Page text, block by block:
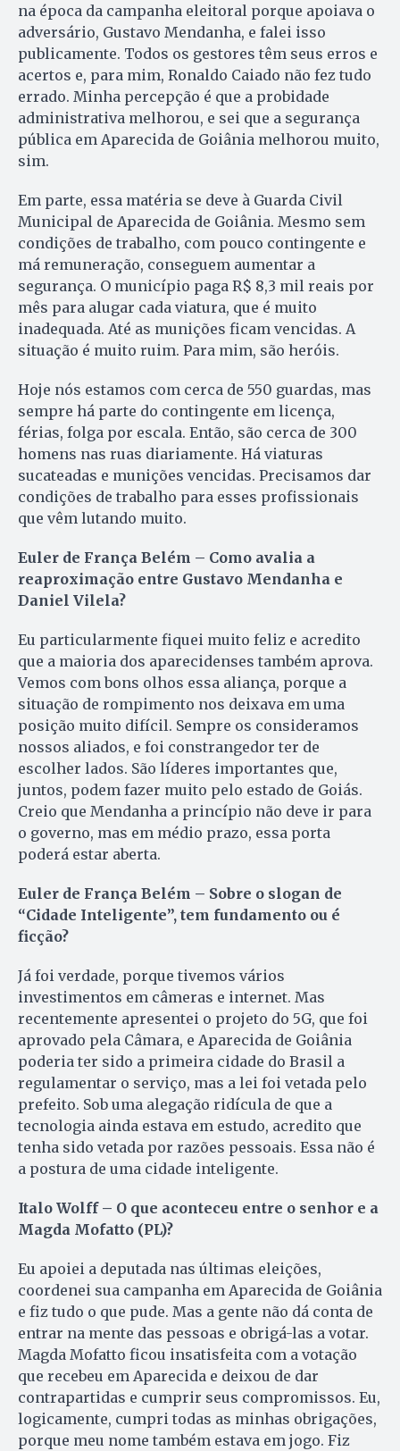
na época da campanha eleitoral porque apoiava o
adversário, Gustavo Mendanha, e falei isso
publicamente. Todos os gestores têm seus erros e
acertos e, para mim, Ronaldo Caiado não fez tudo
errado. Minha percepção é que a probidade
administrativa melhorou, e sei que a segurança
pública em Aparecida de Goiânia melhorou muito,
sim.
Em parte, essa matéria se deve à Guarda Civil
Municipal de Aparecida de Goiânia. Mesmo sem
condições de trabalho, com pouco contingente e
má remuneração, conseguem aumentar a
segurança. O município paga R$ 8,3 mil reais por
mês para alugar cada viatura, que é muito
inadequada. Até as munições ficam vencidas. A
situação é muito ruim. Para mim, são heróis.
Hoje nós estamos com cerca de 550 guardas, mas
sempre há parte do contingente em licença,
férias, folga por escala. Então, são cerca de 300
homens nas ruas diariamente. Há viaturas
sucateadas e munições vencidas. Precisamos dar
condições de trabalho para esses profissionais
que vêm lutando muito.
Euler de França Belém – Como avalia a
reaproximação entre Gustavo Mendanha e
Daniel Vilela?
Eu particularmente fiquei muito feliz e acredito
que a maioria dos aparecidenses também aprova.
Vemos com bons olhos essa aliança, porque a
situação de rompimento nos deixava em uma
posição muito difícil. Sempre os consideramos
nossos aliados, e foi constrangedor ter de
escolher lados. São líderes importantes que,
juntos, podem fazer muito pelo estado de Goiás.
Creio que Mendanha a princípio não deve ir para
o governo, mas em médio prazo, essa porta
poderá estar aberta.
Euler de França Belém – Sobre o slogan de
“Cidade Inteligente”, tem fundamento ou é
ficção?
Já foi verdade, porque tivemos vários
investimentos em câmeras e internet. Mas
recentemente apresentei o projeto do 5G, que foi
aprovado pela Câmara, e Aparecida de Goiânia
poderia ter sido a primeira cidade do Brasil a
regulamentar o serviço, mas a lei foi vetada pelo
prefeito. Sob uma alegação ridícula de que a
tecnologia ainda estava em estudo, acredito que
tenha sido vetada por razões pessoais. Essa não é
a postura de uma cidade inteligente.
Italo Wolff – O que aconteceu entre o senhor e a
Magda Mofatto (PL)?
Eu apoiei a deputada nas últimas eleições,
coordenei sua campanha em Aparecida de Goiânia
e fiz tudo o que pude. Mas a gente não dá conta de
entrar na mente das pessoas e obrigá-las a votar.
Magda Mofatto ficou insatisfeita com a votação
que recebeu em Aparecida e deixou de dar
contrapartidas e cumprir seus compromissos. Eu,
logicamente, cumpri todas as minhas obrigações,
porque meu nome também estava em jogo. Fiz